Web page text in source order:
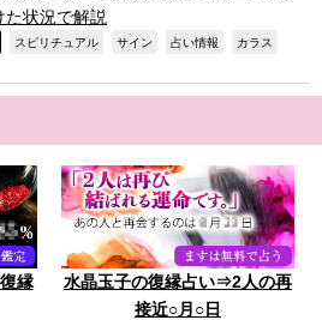
た状況で解説
スピリチュアル サイン 占い情報 カラス
縁
水晶玉子の復縁占い⇒2人の再
接近○月○日